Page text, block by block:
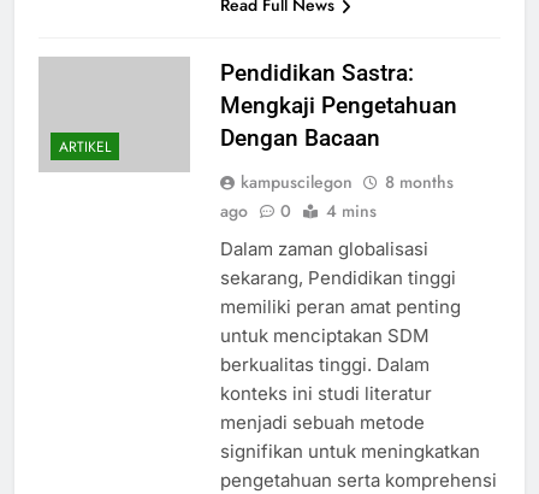
Read Full News
ARTIKEL
Pendidikan Sastra:
Mengkaji Pengetahuan
Dengan Bacaan
kampuscilegon
8 months
ago
0 4 mins
Dalam zaman globalisasi
sekarang, Pendidikan tinggi
memiliki peran amat penting
untuk menciptakan SDM
berkualitas tinggi. Dalam
konteks ini studi literatur
menjadi sebuah metode
signifikan untuk meningkatkan
pengetahuan serta komprehensi